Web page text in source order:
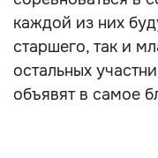
каждой из них
старшего, так и
остальных
объявят в самое